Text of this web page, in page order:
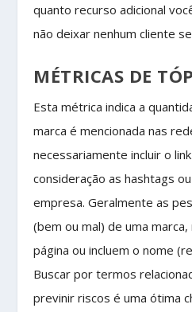
quanto recurso adicional
não deixar nenhum cliente
MÉTRICAS DE
Esta métrica indica a
marca é mencionada nas
necessariamente incluir o
consideração as hashtags
empresa. Geralmente as
(bem ou mal) de uma
página ou incluem o nome
Buscar por termos
previnir riscos é uma ótima